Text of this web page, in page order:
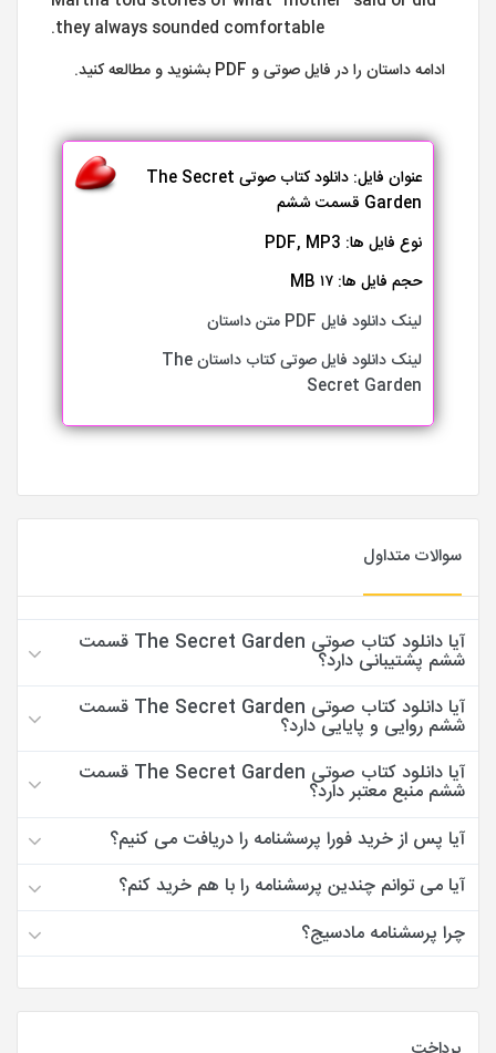
they always sounded comfortable.
ادامه داستان را در فایل صوتی و PDF بشنوید و مطالعه کنید.
عنوان فایل: دانلود کتاب صوتی The Secret
Garden قسمت ششم
نوع فایل ها: PDF, MP3
حجم فایل ها: ۱۷ MB
لینک دانلود فایل PDF متن داستان
لینک دانلود فایل صوتی کتاب داستان The
Secret Garden
سوالات متداول
آیا دانلود کتاب صوتی The Secret Garden قسمت
ششم پشتیبانی دارد؟
آیا دانلود کتاب صوتی The Secret Garden قسمت
ششم روایی و پایایی دارد؟
آیا دانلود کتاب صوتی The Secret Garden قسمت
ششم منبع معتبر دارد؟
آیا پس از خرید فورا پرسشنامه را دریافت می کنیم؟
آیا می توانم چندین پرسشنامه را با هم خرید کنم؟
چرا پرسشنامه مادسیج؟